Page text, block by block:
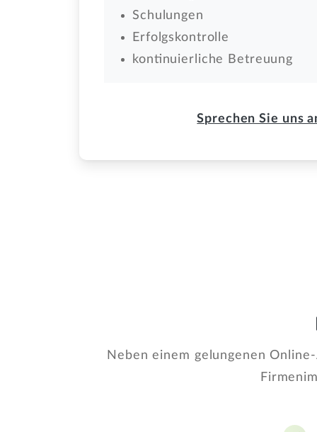
Schulungen
Erfolgskontrolle
kontinuierliche Betreuung
Sprechen Sie uns
Neben einem gelungenen